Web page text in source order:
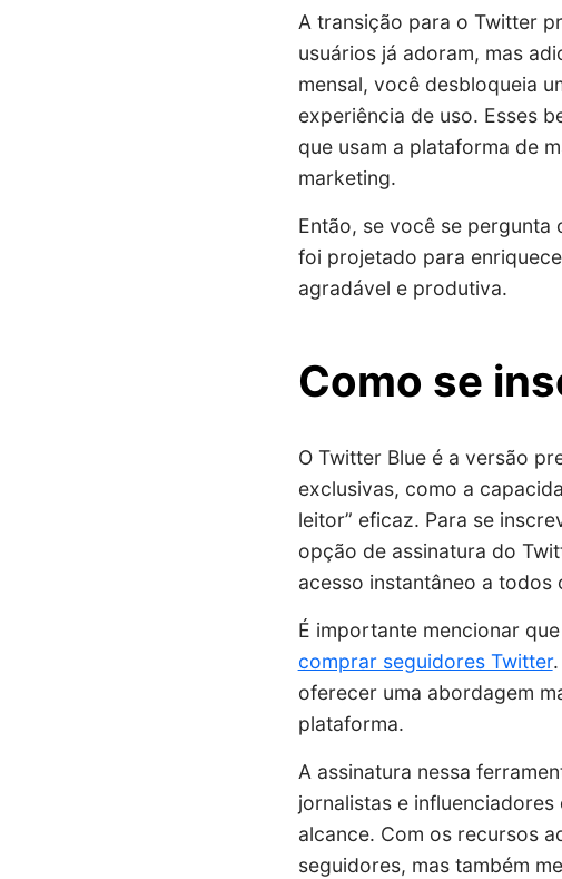
A transição para o Twitter
usuários já adoram, mas
mensal, você desbloqueia
experiência de uso. Esses
que usam a plataforma de
marketing.
Então, se você se pergunta
foi projetado para
agradável e produtiva.
Como se
O Twitter Blue é a versão
exclusivas, como a
leitor” eficaz. Para se
opção de assinatura do
acesso instantâneo a todos
É importante mencionar
comprar seguidores Twitter
oferecer uma abordagem
plataforma.
A assinatura nessa
jornalistas e
alcance. Com os recursos
seguidores, mas também